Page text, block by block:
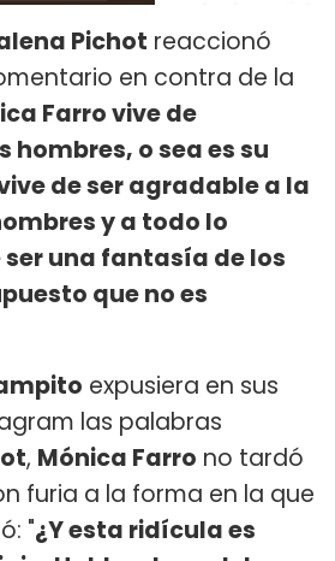
Pichot reaccionó
en contra de la
Farro vive de
hombres, o sea es su
de ser agradable a la
y a todo lo
ser una fantasía de los
que no es
expusiera en sus
las palabras
, Mónica Farro no tardó
furia a la forma en la que
"¿Y esta ridícula es